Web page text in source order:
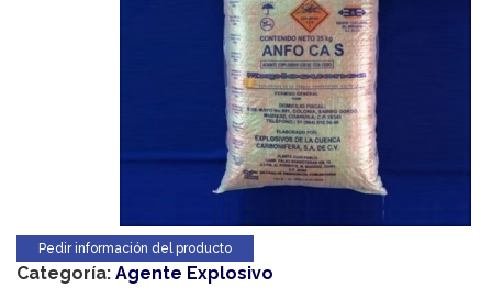
Pedir información del producto
Categoría: Agente Explosivo